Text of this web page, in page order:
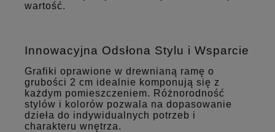
wartość.
Innowacyjna Odsłona Stylu i Wsparcie
Grafiki oprawione w drewnianą ramę o
grubości 2 cm idealnie komponują się z
każdym pomieszczeniem. Różnorodność
stylów i kolorów pozwala na dopasowanie
dzieła do indywidualnych potrzeb i
charakteru wnętrza.